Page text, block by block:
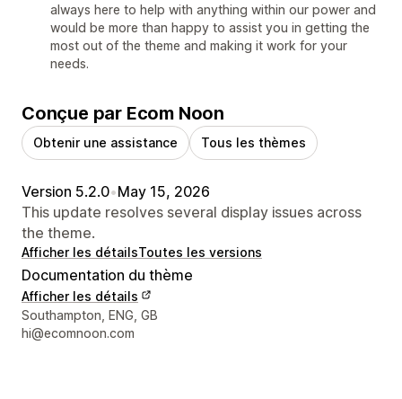
always here to help with anything within our power and
would be more than happy to assist you in getting the
most out of the theme and making it work for your
needs.
Conçue par Ecom Noon
Obtenir une assistance Tous les thèmes
Version 5.2.0•May 15, 2026
This update resolves several display issues across
the theme.
Afficher les détailsToutes les versions
Documentation du thème
Afficher les détails
Coordonnées du concepteur
Southampton, ENG, GB
hi@ecomnoon.com